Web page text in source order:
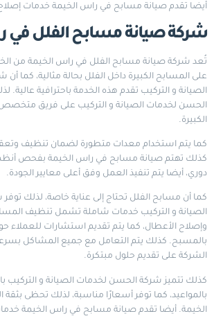
أيضا تقدم صيانة مسابح في راس الخيمة خدمات إصلاح
شركة صيانة مسابح الفلل في
تُعد شركة صيانة مسابح الفلل في راس الخيمة من
على المسابح الكبيرة داخل الفلل بحالة مثالية، كما
الصيانة و التركيب تقدم هذه الخدمة باحترافية عالية.
الحسن لخدمات الصيانة و التركيب على فريق
الكبيرة.
كما يتم استخدام معدات متطورة لضمان تنظيف
كذلك تهتم صيانة مسابح في راس الخيمة بفحص
دوري، أيضا يتم تنفيذ العمل وفق أعلى معايير الجودة.
كما أن مسابح الفلل تحتاج إلى عناية خاصة، لذلك
الصيانة و التركيب خدمات شاملة تشمل تنظيف
وإصلاح الأعطال، كما يتم تقديم استشارات للعملاء
بالمسبح. كذلك يتم التعامل مع جميع المشاكل
الشركة على تقديم حلول مبتكرة.
كذلك تتميز شركة الحسن لخدمات الصيانة و التركيب
بالمواعيد، كما توفر أسعارًا مناسبة، لذلك تحظى
الخيمة. أيضا تقدم صيانة مسابح في راس الخيمة